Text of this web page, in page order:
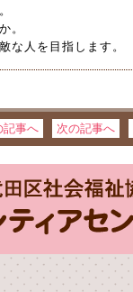
。
な人を目指します。
記事へ 次の記事へ